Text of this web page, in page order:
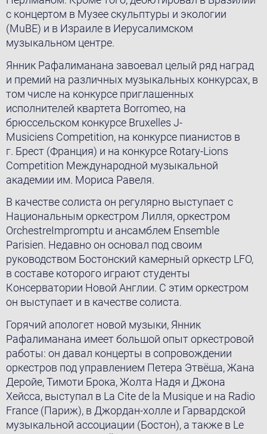
с концертом в Музее скульптуры и экологии
(MuBE) и в Израиле в Иерусалимском
музыкальном центре.
Янник Рафалиманана завоевал целый ряд наград
и премий на различных музыкальных конкурсах, в
том числе на конкурсе приглашенных
исполнителей квартета Borromeo, на
брюссельском конкурсе Bruxelles J-
Musiciens Competition, на конкурсе пианистов в
г. Брест (Франция) и на конкурсе Rotary-Lions
Competition Международной музыкальной
академии им. Мориса Равеля.
В качестве солиста он регулярно выступает с
Национальным оркестром Лилля, оркестром
OrchestreImpromptu и ансамблем Ensemble
Parisien. Недавно он основал под своим
руководством Бостонский камерный оркестр LFO,
в составе которого играют студенты
Консерватории Новой Англии. С этим оркестром
он выступает и в качестве солиста.
Горячий апологет новой музыки, Янник
Рафалиманана имеет большой опыт оркестровой
работы: он давал концерты в сопровождении
оркестров под управлением Петера Этвёша, Жана
Деройе, Тимоти Брока, Жолта Надя и Джона
Хейсса, выступал в La Cite de la Musique и на Radio
France (Париж), в Джордан-холле и Гарвардской
музыкальной ассоциации (Бостон), а также в Le